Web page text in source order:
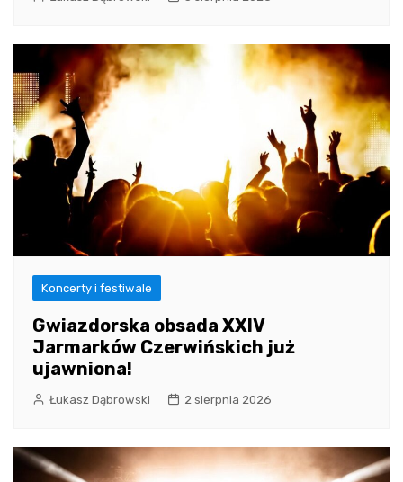
Koncerty i festiwale
Gwiazdorska obsada XXIV
Jarmarków Czerwińskich już
ujawniona!
Łukasz Dąbrowski 2 sierpnia 2026